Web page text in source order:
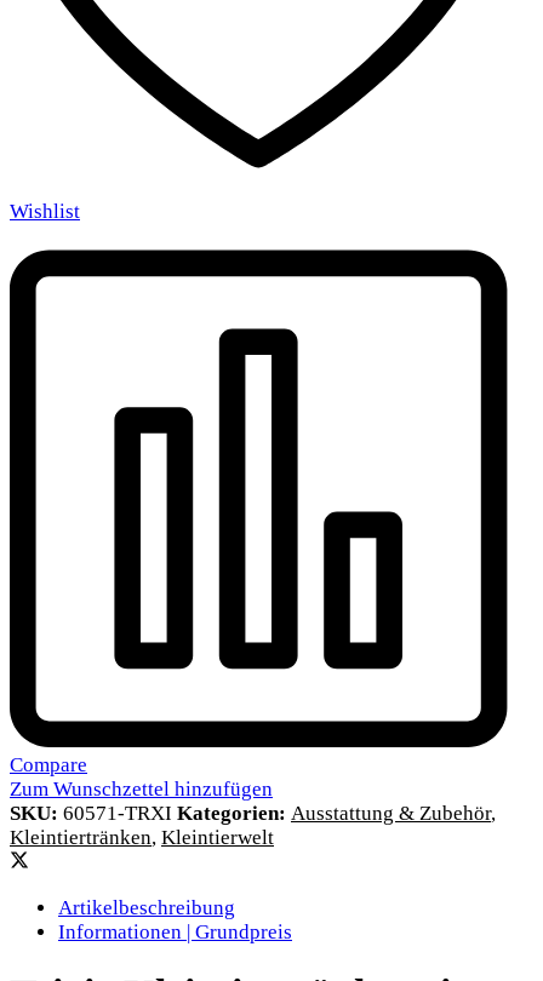
Wishlist
Compare
Zum Wunschzettel hinzufügen
SKU: 60571-TRXI Kategorien: Ausstattung & Zubehör,
Kleintiertränken, Kleintierwelt
Artikelbeschreibung
Informationen | Grundpreis